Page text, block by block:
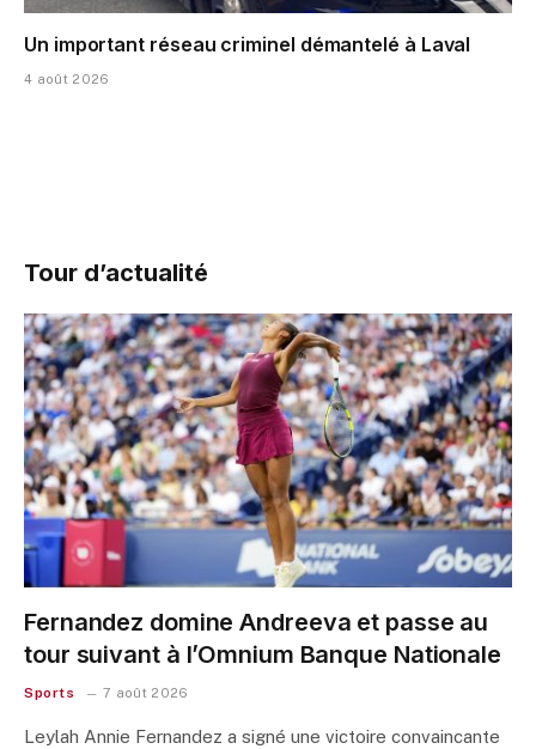
Un important réseau criminel démantelé à Laval
4 août 2026
Tour d’actualité
Fernandez domine Andreeva et passe au
tour suivant à l’Omnium Banque Nationale
Sports 7 août 2026
Leylah Annie Fernandez a signé une victoire convaincante